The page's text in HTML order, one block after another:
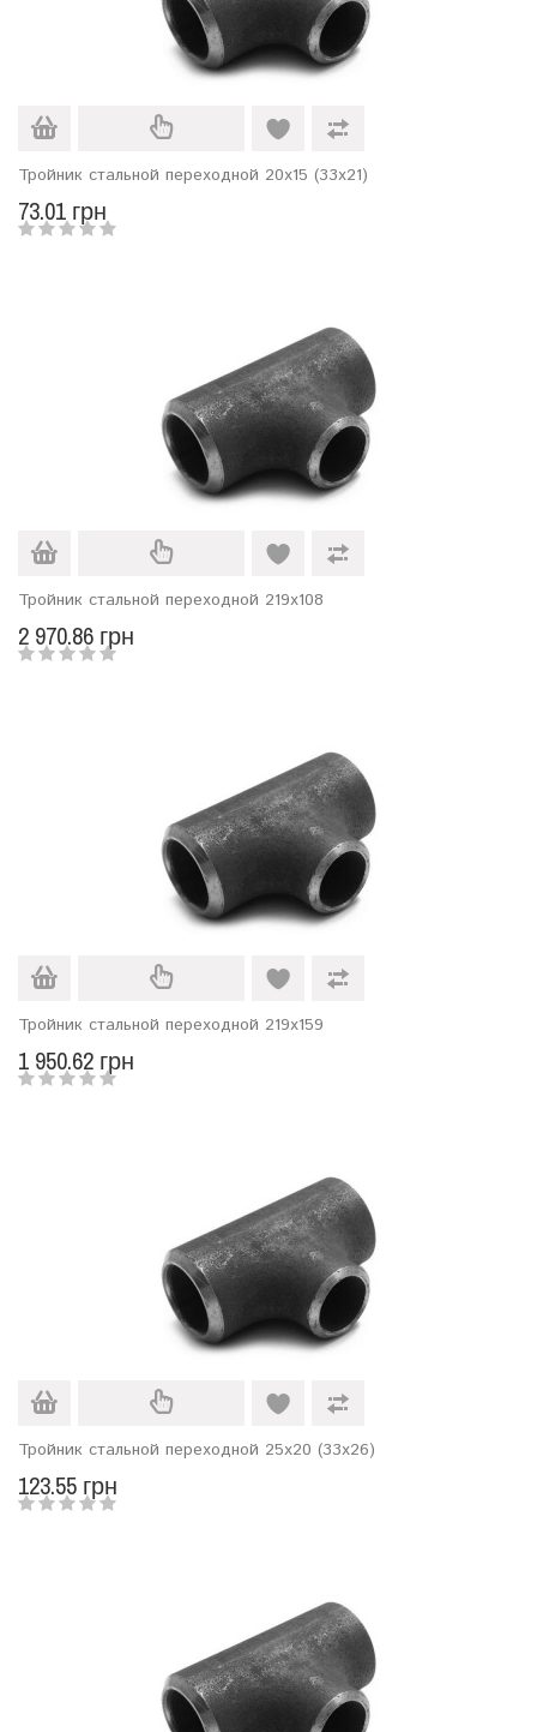
Тройник стальной переходной 20х15 (33х21)
73.01 грн
Тройник стальной переходной 219х108
2 970.86 грн
Тройник стальной переходной 219х159
1 950.62 грн
Тройник стальной переходной 25х20 (33х26)
123.55 грн